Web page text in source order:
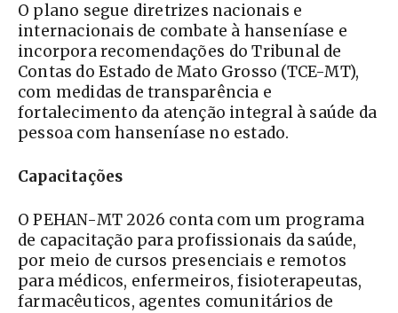
O plano segue diretrizes nacionais e
internacionais de combate à hanseníase e
incorpora recomendações do Tribunal de
Contas do Estado de Mato Grosso (TCE-MT),
com medidas de transparência e
fortalecimento da atenção integral à saúde da
pessoa com hanseníase no estado.
Capacitações
O PEHAN-MT 2026 conta com um programa
de capacitação para profissionais da saúde,
por meio de cursos presenciais e remotos
para médicos, enfermeiros, fisioterapeutas,
farmacêuticos, agentes comunitários de